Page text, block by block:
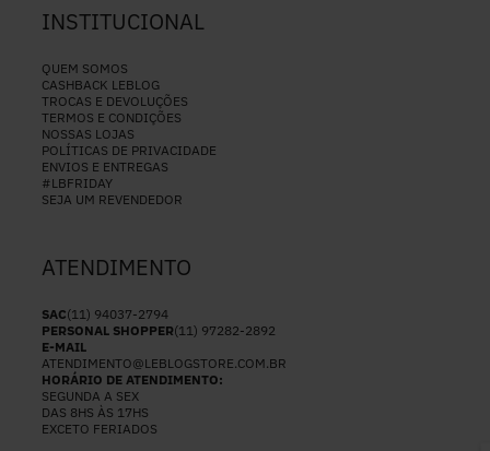
INSTITUCIONAL
QUEM SOMOS
CASHBACK LEBLOG
TROCAS E DEVOLUÇÕES
TERMOS E CONDIÇÕES
NOSSAS LOJAS
POLÍTICAS DE PRIVACIDADE
ENVIOS E ENTREGAS
#LBFRIDAY
SEJA UM REVENDEDOR
ATENDIMENTO
SAC(11) 94037-2794
PERSONAL SHOPPER(11) 97282-2892
E-MAIL
ATENDIMENTO@LEBLOGSTORE.COM.BR
HORÁRIO DE ATENDIMENTO:
SEGUNDA A SEX
DAS 8HS ÀS 17HS
EXCETO FERIADOS